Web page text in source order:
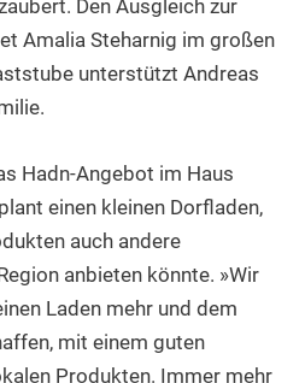
Den Ausgleich zur
Amalia Steharnig im großen
unterstützt Andreas
Hadn-Angebot im Haus
einen kleinen Dorfladen,
auch andere
anbieten könnte. »Wir
Laden mehr und dem
mit einem guten
Produkten. Immer mehr